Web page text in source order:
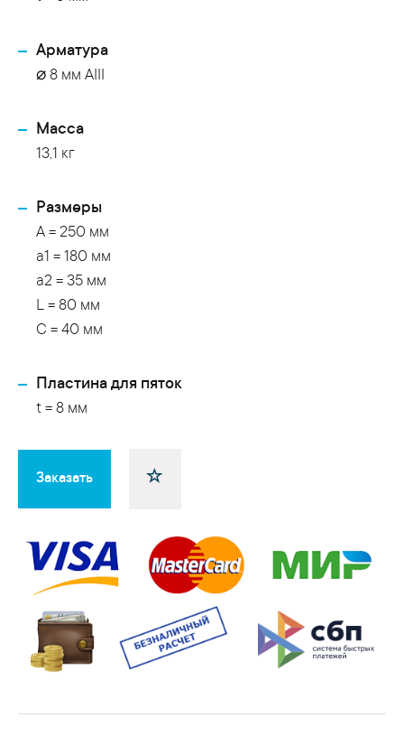
Арматура
⌀ 8 мм АIII
Масса
13,1 кг
Размеры
A = 250 мм
a1 = 180 мм
a2 = 35 мм
L = 80 мм
C = 40 мм
Пластина для пяток
t = 8 мм
Заказать